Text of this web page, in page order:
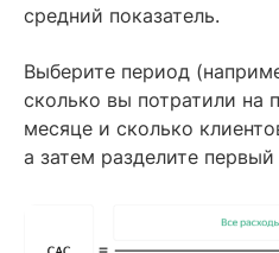
средний показатель.
Выберите период
сколько вы потратили на
месяце и сколько
а затем разделите